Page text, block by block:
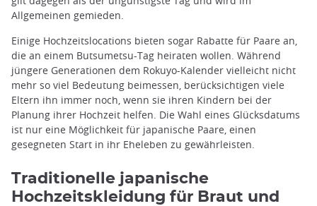
Allgemeinen gemieden.
Einige Hochzeitslocations bieten sogar Rabatte für Paare an,
die an einem Butsumetsu-Tag heiraten wollen. Während
jüngere Generationen dem Rokuyo-Kalender vielleicht nicht
mehr so viel Bedeutung beimessen, berücksichtigen viele
Eltern ihn immer noch, wenn sie ihren Kindern bei der
Planung ihrer Hochzeit helfen. Die Wahl eines Glücksdatums
ist nur eine Möglichkeit für japanische Paare, einen
gesegneten Start in ihr Eheleben zu gewährleisten.
Traditionelle japanische
Hochzeitskleidung für Braut und